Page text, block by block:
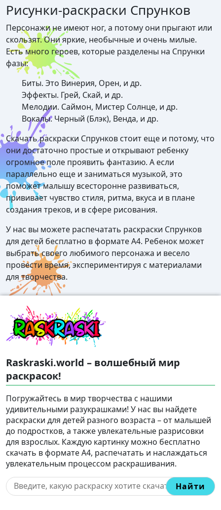
Рисунки-раскраски Спрунков
Персонажи не имеют ног, а потому они прыгают или
скользят. Они яркие, необычные и очень милые.
Есть много героев, которые разделены на Спрунки
фазы:
Биты. Это Винерия, Орен, и др.
Эффекты. Грей, Скай, и др.
Мелодии. Саймон, Мистер Солнце, и др.
Вокалы. Черный (Блэк), Венда, и др.
Скачать раскраски Спрунков стоит еще и потому, что
они достаточно простые и открывают ребенку
огромное поле проявить фантазию. А если
параллельно еще и заниматься музыкой, это
поможет малышу всесторонне развиваться,
прививает чувство стиля, ритма, вкуса и в плане
создания треков, и в сфере рисования.
У нас вы можете распечатать раскраски Спрунков
для детей бесплатно в формате А4. Ребенок может
выбрать своего любимого персонажа и весело
провести время, экспериментируя с материалами
для творчества.
Raskraski.world – волшебный мир
раскрасок!
Погружайтесь в мир творчества с нашими
удивительными разукрашками! У нас вы найдете
раскраски для детей разного возраста – от малышей
до подростков, а также увлекательные разрисовки
для взрослых. Каждую картинку можно бесплатно
скачать в формате A4, распечатать и наслаждаться
увлекательным процессом раскрашивания.
Найти